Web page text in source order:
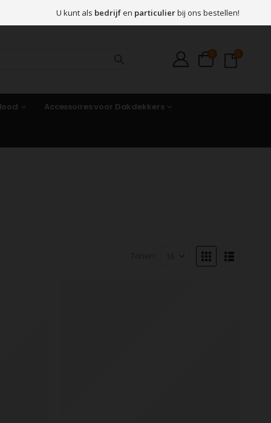
U kunt als bedrijfen particulierbij ons bestellen!
0 0
Accessoires voor Dakdekkers